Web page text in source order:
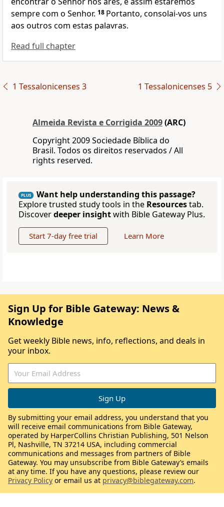
sempre com o Senhor. 18 Portanto, consolai-vos uns
aos outros com estas palavras.
Read full chapter
1 Tessalonicenses 3 1 Tessalonicenses 5
Almeida Revista e Corrigida 2009(ARC)
Copyright 2009 Sociedade Bíblica do
Brasil. Todos os direitos reservados / All
rights reserved.
PLUS
Want help understanding this passage?
Explore trusted study tools in the Resourcestab.
Discoverdeeper insightwith Bible Gateway Plus.
Start 7-day free trial Learn More
Sign Up for Bible Gateway: News &
Knowledge
Get weekly Bible news, info, reflections, and deals in
your inbox.
By submitting your email address, you understand that you
will receive email communications from Bible Gateway,
operated by HarperCollins Christian Publishing, 501 Nelson
Pl, Nashville, TN 37214 USA, including commercial
communications and messages from partners of Bible
Gateway. You may unsubscribe from Bible Gateway’s emails
at any time. If you have any questions, please review our
Privacy Policy or email us at privacy@biblegateway.com.